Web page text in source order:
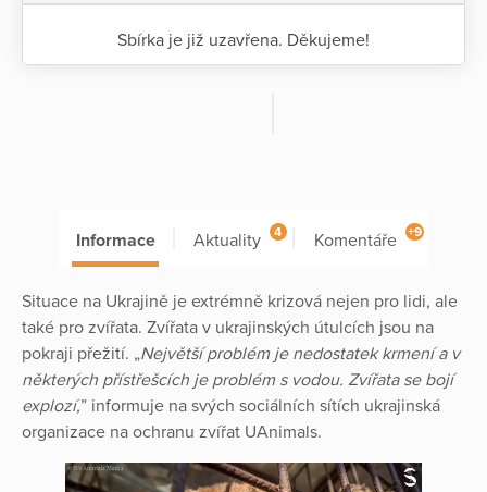
Sbírka je již uzavřena. Děkujeme!
Informace Aktuality 4 Komentáře +9
Situace na Ukrajině je extrémně krizová nejen pro lidi, ale
také pro zvířata. Zvířata v ukrajinských útulcích jsou na
pokraji přežití. „Největší problém je nedostatek krmení a v
některých přístřešcích je problém s vodou. Zvířata se bojí
explozí,” informuje na svých sociálních sítích ukrajinská
organizace na ochranu zvířat UAnimals.